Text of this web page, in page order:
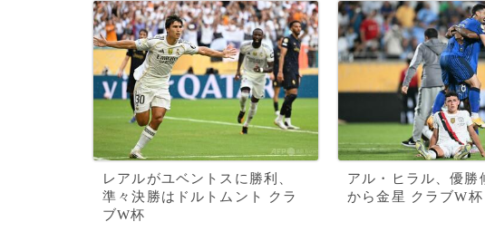
レアルがユベントスに勝利、
準々決勝はドルトムント クラ
ブW杯
アル・ヒラル、優勝
から金星 クラブW杯